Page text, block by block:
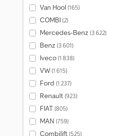
Van Hool (165)
COMBI(2)
Mercedes-Benz (3 622)
Benz (3 601)
Iveco(1 838)
VW(1 615)
Ford (1 237)
Renault(923)
FIAT(805)
MAN (759)
Combilift(525)